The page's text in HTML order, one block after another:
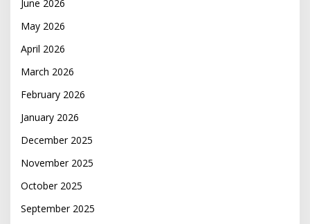
June 2026
May 2026
April 2026
March 2026
February 2026
January 2026
December 2025
November 2025
October 2025
September 2025